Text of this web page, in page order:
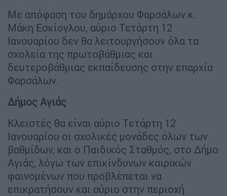
Με απόφαση του δημάρχου Φαρσάλων κ.
Μάκη Εσκίογλου, αύριο Τετάρτη 12
Ιανουαρίου δεν θα λειτουργήσουν όλα τα
σχολεία της πρωτοβάθμιας και
δευτεροβάθμιας εκπαίδευσης στην επαρχία
Φαρσάλων.
Δήμος Αγιάς
Κλειστές θα είναι αύριο Τετάρτη 12
Ιανουαρίου οι σχολικές μονάδες όλων των
βαθμίδων, και ο Παιδικός Σταθμός, στο Δήμο
Αγιάς, λόγω των επικίνδυνων καιρικών
φαινομένων που προβλέπεται να
επικρατήσουν και αύριο στην περιοχή.